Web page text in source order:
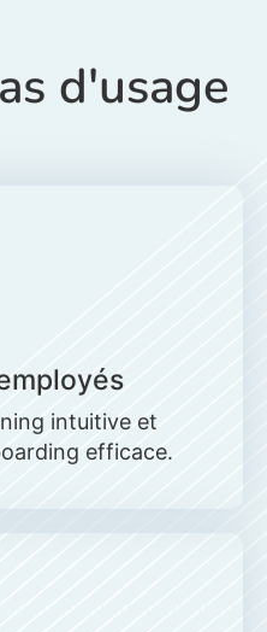
d'usage
intuitive et
efficace.